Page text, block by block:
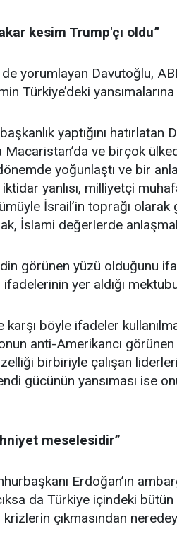
kesim Trump'çı oldu”
yorumlayan Davutoğlu,
Türkiye’deki
yaptığını
ve birçok
yoğunlaştı ve bir
iktidar yanlısı, milliyetçi
İsrail’in toprağı
İslami değerlerde
görünen yüzü olduğunu
yer aldığı
böyle ifadeler
anti-Amerikancı
birbiriyle çalışan
gücünün yansıması ise
meselesidir”
Erdoğan’ın
da Türkiye içindeki
krizlerin çıkmasından